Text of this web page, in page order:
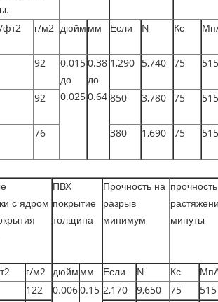
фт2 г/м2 дюйм мм Если N Кс
92
0.015
до
0.025
0.38
до
0.64
1,290 5,740 75 515
92 850 3,780 75 515
76 380 1,690 75 515
с ядром
ПВХ
покрытие
толщина
Прочность на
разрыв
минимум
минуты
г/м2 дюйм мм Если N Кс
122
0.0060.15 2,170 9,650 75
515